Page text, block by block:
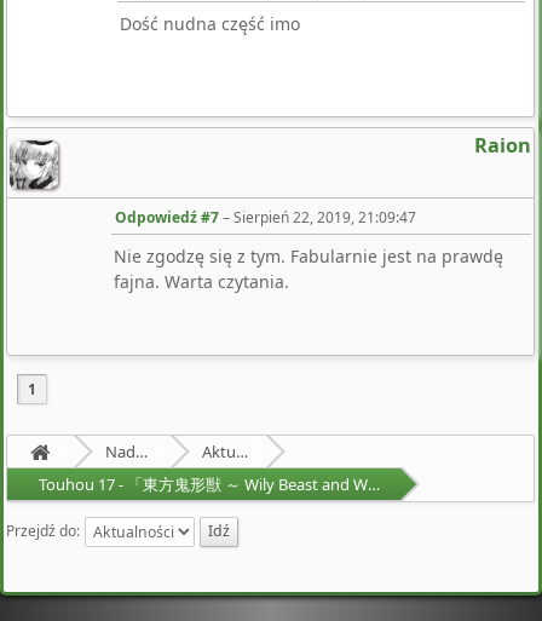
Dość nudna część imo
Raion
Odpowiedź #7–Sierpień 22, 2019, 21:09:47
Nie zgodzę się z tym. Fabularnie jest na prawdę
fajna. Warta czytania.
1
Nadprzyrodzona Granica
Aktualności
Touhou 17 - 「東方鬼形獣 ～ Wily Beast and Weakest Creature.」
Przejdź do: